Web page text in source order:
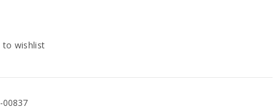
to wishlist
00837